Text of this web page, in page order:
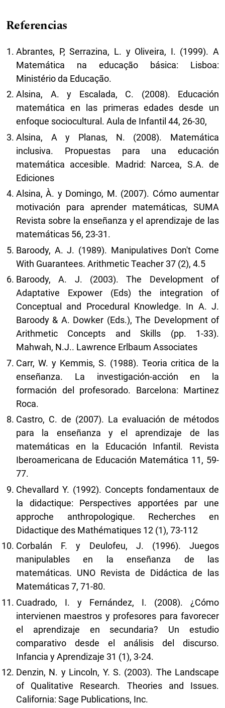
Referencias
Abrantes, P, Serrazina, L. y Oliveira, I. (1999). A
Matemática na educação básica: Lisboa:
Ministério da Educação.
Alsina, A. y Escalada, C. (2008). Educación
matemática en las primeras edades desde un
enfoque sociocultural. Aula de Infantil 44, 26-30,
Alsina, A y Planas, N. (2008). Matemática
inclusiva. Propuestas para una educación
matemática accesible. Madrid: Narcea, S.A. de
Ediciones
Alsina, À. y Domingo, M. (2007). Cómo aumentar
motivación para aprender matemáticas, SUMA
Revista sobre la enseñanza y el aprendizaje de las
matemáticas 56, 23-31.
Baroody, A. J. (1989). Manipulatives Don't Come
With Guarantees. Arithmetic Teacher 37 (2), 4.5
Baroody, A. J. (2003). The Development of
Adaptative Expower (Eds) the integration of
Conceptual and Procedural Knowledge. In A. J.
Baroody & A. Dowker (Eds.), The Development of
Arithmetic Concepts and Skills (pp. 1-33).
Mahwah, N.J.. Lawrence Erlbaum Associates
Carr, W. y Kemmis, S. (1988). Teoria critica de la
enseñanza. La investigación-acción en la
formación del profesorado. Barcelona: Martinez
Roca.
Castro, C. de (2007). La evaluación de métodos
para la enseñanza y el aprendizaje de las
matemáticas en la Educación Infantil. Revista
Iberoamericana de Educación Matemática 11, 59-
77.
Chevallard Y. (1992). Concepts fondamentaux de
la didactique: Perspectives apportées par une
approche anthropologique. Recherches en
Didactique des Mathématiques 12 (1), 73-112
Corbalán F. y Deulofeu, J. (1996). Juegos
manipulables en la enseñanza de las
matemáticas. UNO Revista de Didáctica de las
Matemáticas 7, 71-80.
Cuadrado, I. y Fernández, I. (2008). ¿Cómo
intervienen maestros y profesores para favorecer
el aprendizaje en secundaria? Un estudio
comparativo desde el análisis del discurso.
Infancia y Aprendizaje 31 (1), 3-24.
Denzin, N. y Lincoln, Y. S. (2003). The Landscape
of Qualitative Research. Theories and Issues.
California: Sage Publications, Inc.